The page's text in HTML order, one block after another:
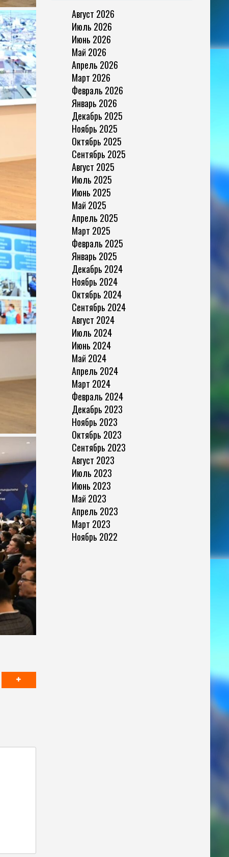
Август 2026
Июль 2026
Июнь 2026
Май 2026
Апрель 2026
Март 2026
Февраль 2026
Январь 2026
Декабрь 2025
Ноябрь 2025
Октябрь 2025
Сентябрь 2025
Август 2025
Июль 2025
Июнь 2025
Май 2025
Апрель 2025
Март 2025
Февраль 2025
Январь 2025
Декабрь 2024
Ноябрь 2024
Октябрь 2024
Сентябрь 2024
Август 2024
Июль 2024
Июнь 2024
Май 2024
Апрель 2024
Март 2024
Февраль 2024
Декабрь 2023
Ноябрь 2023
Октябрь 2023
Сентябрь 2023
Август 2023
Июль 2023
Июнь 2023
Май 2023
Апрель 2023
Март 2023
Ноябрь 2022